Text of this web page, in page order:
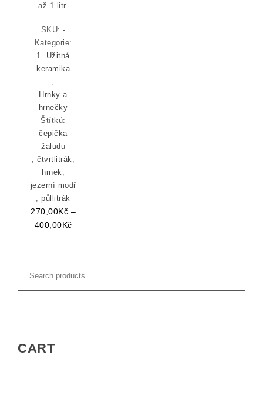
až 1 litr.
SKU:-
Kategorie:
1. Užitná
keramika
,
Hrnky a
hrnečky
Štítků:
čepička
žaludu
,čtvrtlitrák,
hrnek,
jezerní modř
,půllitrák
270,00Kč –
400,00KčRozpětí cen: 270,00Kč až 400,00Kč
CART